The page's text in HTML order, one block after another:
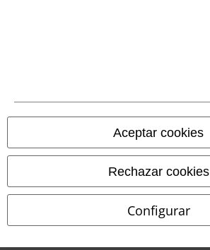
Aceptar cookies
Rechazar cookies
Configurar
EMP Polska
EMP Česká Republika
EMP Schweiz